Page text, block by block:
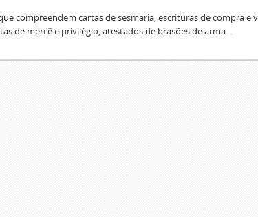
compreendem cartas de sesmaria, escrituras de compra e
de mercê e privilégio, atestados de brasões de arma...